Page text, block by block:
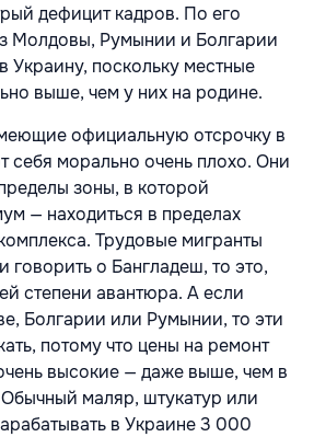
дефицит кадров. По его
Молдовы, Румынии и Болгарии
Украину, поскольку местные
выше, чем у них на родине.
официальную отсрочку в
себя морально очень плохо. Они
зоны, в которой
— находиться в пределах
Трудовые мигранты
говорить о Бангладеш, то это,
степени авантюра. А если
Болгарии или Румынии, то эти
потому что цены на ремонт
высокие — даже выше, чем в
маляр, штукатур или
в Украине 3 000